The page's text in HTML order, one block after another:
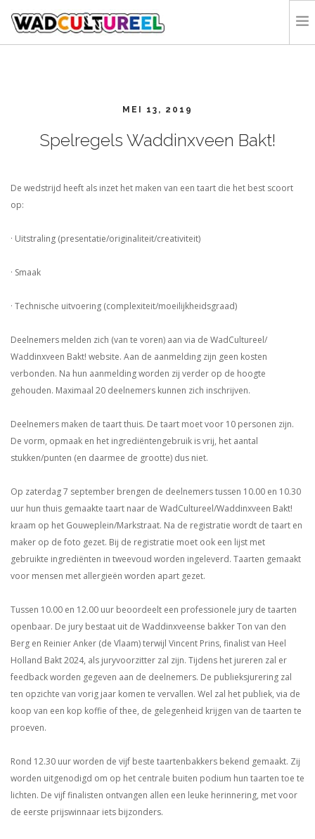
DOE MEE
MEI 13, 2019
Spelregels Waddinxveen Bakt!
De wedstrijd heeft als inzet het maken van een taart die het best scoort
op:
· Uitstraling (presentatie/originaliteit/creativiteit)
· Smaak
· Technische uitvoering (complexiteit/moeilijkheidsgraad)
Deelnemers melden zich (van te voren) aan via de WadCultureel/
Waddinxveen Bakt! website. Aan de aanmelding zijn geen kosten
verbonden. Na hun aanmelding worden zij verder op de hoogte
gehouden. Maximaal 20 deelnemers kunnen zich inschrijven.
Deelnemers maken de taart thuis. De taart moet voor 10 personen zijn.
De vorm, opmaak en het ingrediëntengebruik is vrij, het aantal
stukken/punten (en daarmee de grootte) dus niet.
Op zaterdag 7 september brengen de deelnemers tussen 10.00 en 10.30
uur hun thuis gemaakte taart naar de WadCultureel/Waddinxveen Bakt!
kraam op het Gouweplein/Markstraat. Na de registratie wordt de taart en
maker op de foto gezet. Bij de registratie moet ook een lijst met
gebruikte ingrediënten in tweevoud worden ingeleverd. Taarten gemaakt
voor mensen met allergieën worden apart gezet.
Tussen 10.00 en 12.00 uur beoordeelt een professionele jury de taarten
openbaar. De jury bestaat uit de Waddinxveense bakker Ton van den
Berg en Reinier Anker (de Vlaam) terwijl Vincent Prins, finalist van Heel
Holland Bakt 2024, als juryvoorzitter zal zijn. Tijdens het jureren zal er
feedback worden gegeven aan de deelnemers. De publieksjurering zal
ten opzichte van vorig jaar komen te vervallen. Wel zal het publiek, via de
koop van een kop koffie of thee, de gelegenheid krijgen van de taarten te
proeven.
Rond 12.30 uur worden de vijf beste taartenbakkers bekend gemaakt. Zij
worden uitgenodigd om op het centrale buiten podium hun taarten toe te
lichten. De vijf finalisten ontvangen allen een leuke herinnering, met voor
de eerste prijswinnaar iets bijzonders.